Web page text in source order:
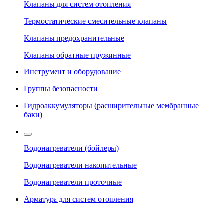
Клапаны для систем отопления
Термостатические смесительные клапаны
Клапаны предохранительные
Клапаны обратные пружинные
Инструмент и оборудование
Группы безопасности
Гидроаккумуляторы (расширительные мембранные
баки)
Водонагреватели (бойлеры)
Водонагреватели накопительные
Водонагреватели проточные
Арматура для систем отопления